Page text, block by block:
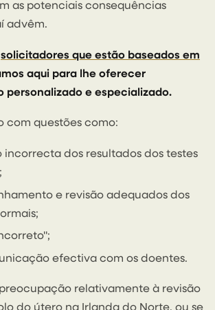
as potenciais consequências
advêm.
solicitadores que estão baseados em
aqui para lhe oferecer
personalizado e especializado.
com questões como:
incorrecta dos resultados dos testes
e revisão adequados dos
efectiva com os doentes.
relativamente à revisão